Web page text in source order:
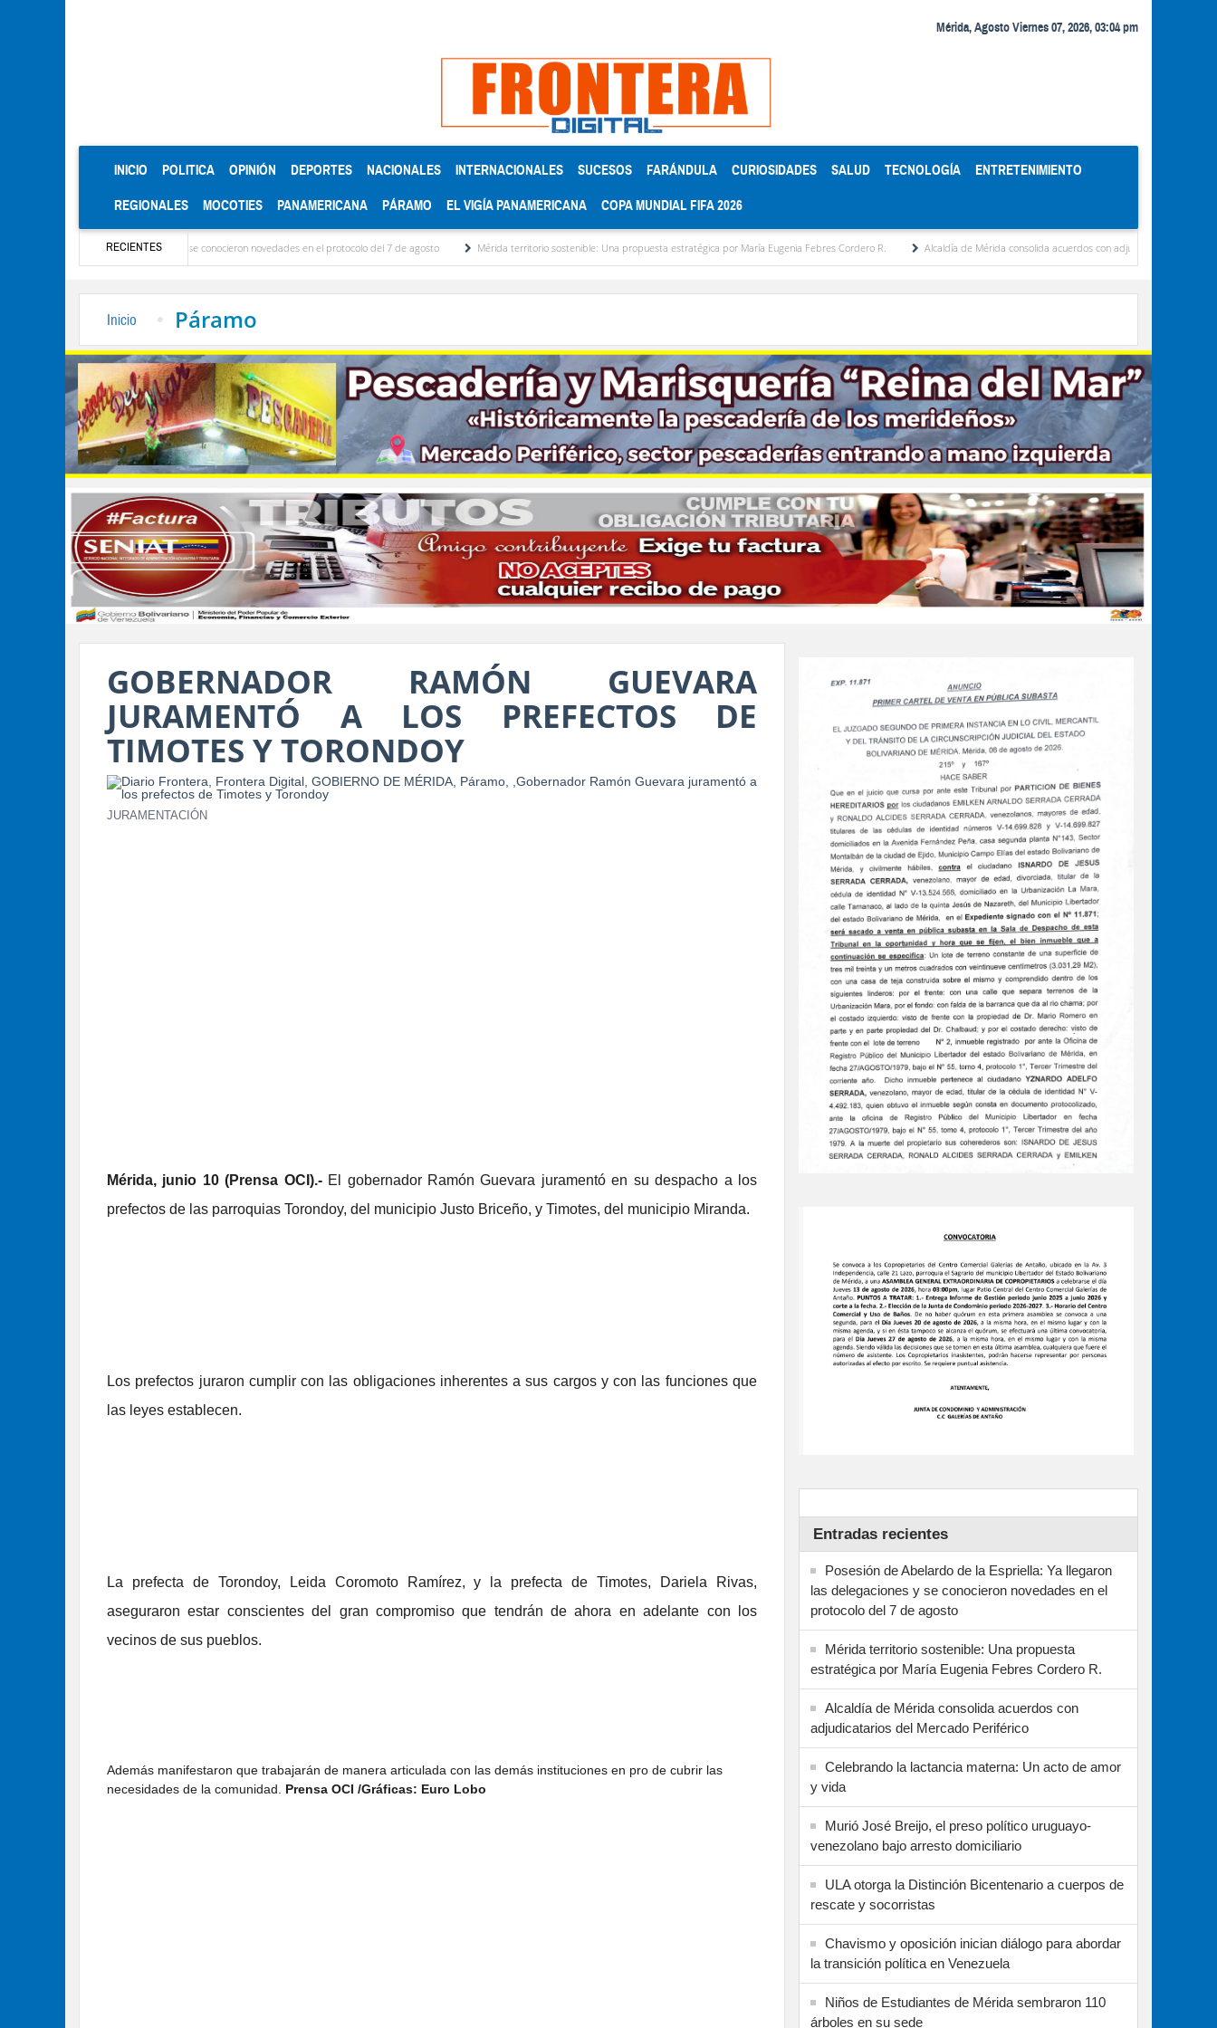
Mérida, Agosto Viernes 07, 2026, 03:04 pm
INICIO (CURRENT)
POLITICA OPINIÓN DEPORTES NACIONALES INTERNACIONALES SUCESOS FARÁNDULA CURIOSIDADES SALUD TECNOLOGÍA ENTRETENIMIENTO
REGIONALES MOCOTIES PANAMERICANA PÁRAMO EL VIGÍA PANAMERICANA COPA MUNDIAL FIFA 2026
RECIENTES
llegaron las delegaciones y se conocieron novedades en el protocolo del 7 de agosto Mérida territorio sostenible: Una propuesta estratégica por María Eugenia Febres Cordero R. Alcaldía de Mérida consolida acuerdos con adjudicatarios del Mercado
Inicio Páramo
GOBERNADOR RAMÓN GUEVARA
JURAMENTÓ A LOS PREFECTOS DE
TIMOTES Y TORONDOY
JURAMENTACIÓN
Mérida, junio 10 (Prensa OCI).-El gobernador Ramón Guevara juramentó en su despacho a los
prefectos de las parroquias Torondoy, del municipio Justo Briceño, y Timotes, del municipio Miranda.
Los prefectos juraron cumplir con las obligaciones inherentes a sus cargos y con las funciones que
las leyes establecen.
La prefecta de Torondoy, Leida Coromoto Ramírez, y la prefecta de Timotes, Dariela Rivas,
aseguraron estar conscientes del gran compromiso que tendrán de ahora en adelante con los
vecinos de sus pueblos.
Además manifestaron que trabajarán de manera articulada con las demás instituciones en pro de cubrir las
necesidades de la comunidad. Prensa OCI /Gráficas: Euro Lobo
Entradas recientes
Posesión de Abelardo de la Espriella: Ya llegaron
las delegaciones y se conocieron novedades en el
protocolo del 7 de agosto
Mérida territorio sostenible: Una propuesta
estratégica por María Eugenia Febres Cordero R.
Alcaldía de Mérida consolida acuerdos con
adjudicatarios del Mercado Periférico
Celebrando la lactancia materna: Un acto de amor
y vida
Murió José Breijo, el preso político uruguayo-
venezolano bajo arresto domiciliario
ULA otorga la Distinción Bicentenario a cuerpos de
rescate y socorristas
Chavismo y oposición inician diálogo para abordar
la transición política en Venezuela
Niños de Estudiantes de Mérida sembraron 110
árboles en su sede